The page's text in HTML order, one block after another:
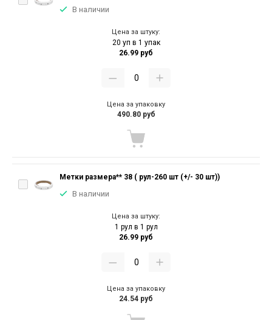
В наличии
Цена за штуку:
20 уп в 1 упак
26.99 руб
Цена за упаковку
490.80 руб
Метки размера** 38 ( рул-260 шт (+/- 30 шт))
В наличии
Цена за штуку:
1 рул в 1 рул
26.99 руб
Цена за упаковку
24.54 руб